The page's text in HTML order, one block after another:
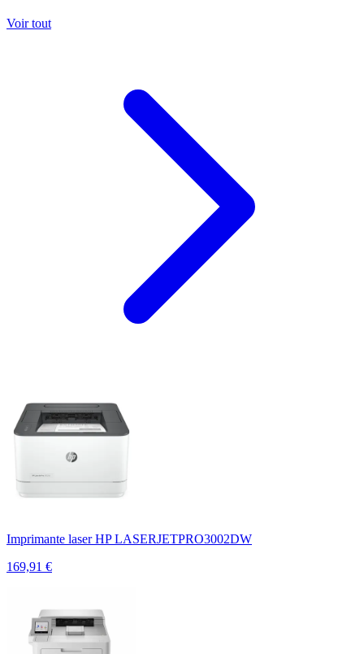
Voir tout
Imprimante laser HP LASERJETPRO3002DW
169,91 €